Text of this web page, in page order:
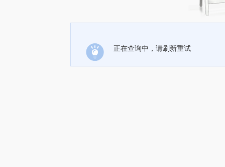
正在查询中，请刷新重试